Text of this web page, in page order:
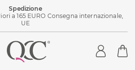
Spedizione
a 165 EURO Consegna internazionale,
UE